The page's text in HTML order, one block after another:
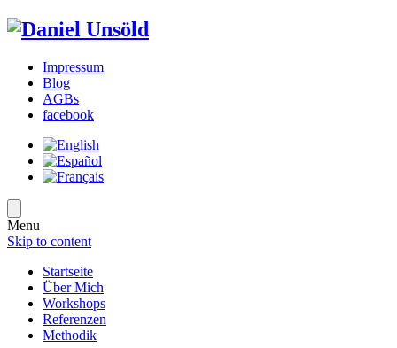
Impressum
Blog
AGBs
facebook
Menu
Skip to content
Startseite
Über Mich
Workshops
Referenzen
Methodik